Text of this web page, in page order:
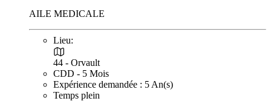
AILE MEDICALE
Lieu:
44 - Orvault
CDD - 5 Mois
Expérience demandée : 5 An(s)
Temps plein